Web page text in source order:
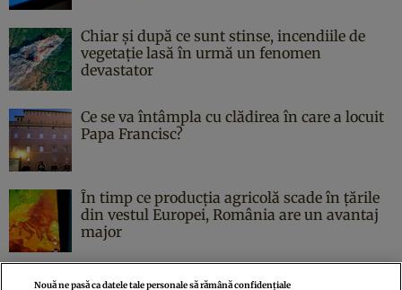
Chiar și după ce sunt stinse, incendiile de
vegetație lasă în urmă un fenomen
devastator
Ce se va întâmpla cu clădirea în care a locuit
Papa Francisc?
În timp ce producția agricolă scade în țările
din vestul Europei, România are un avantaj
major
Nouă ne pasă ca datele tale personale să rămână confidențiale